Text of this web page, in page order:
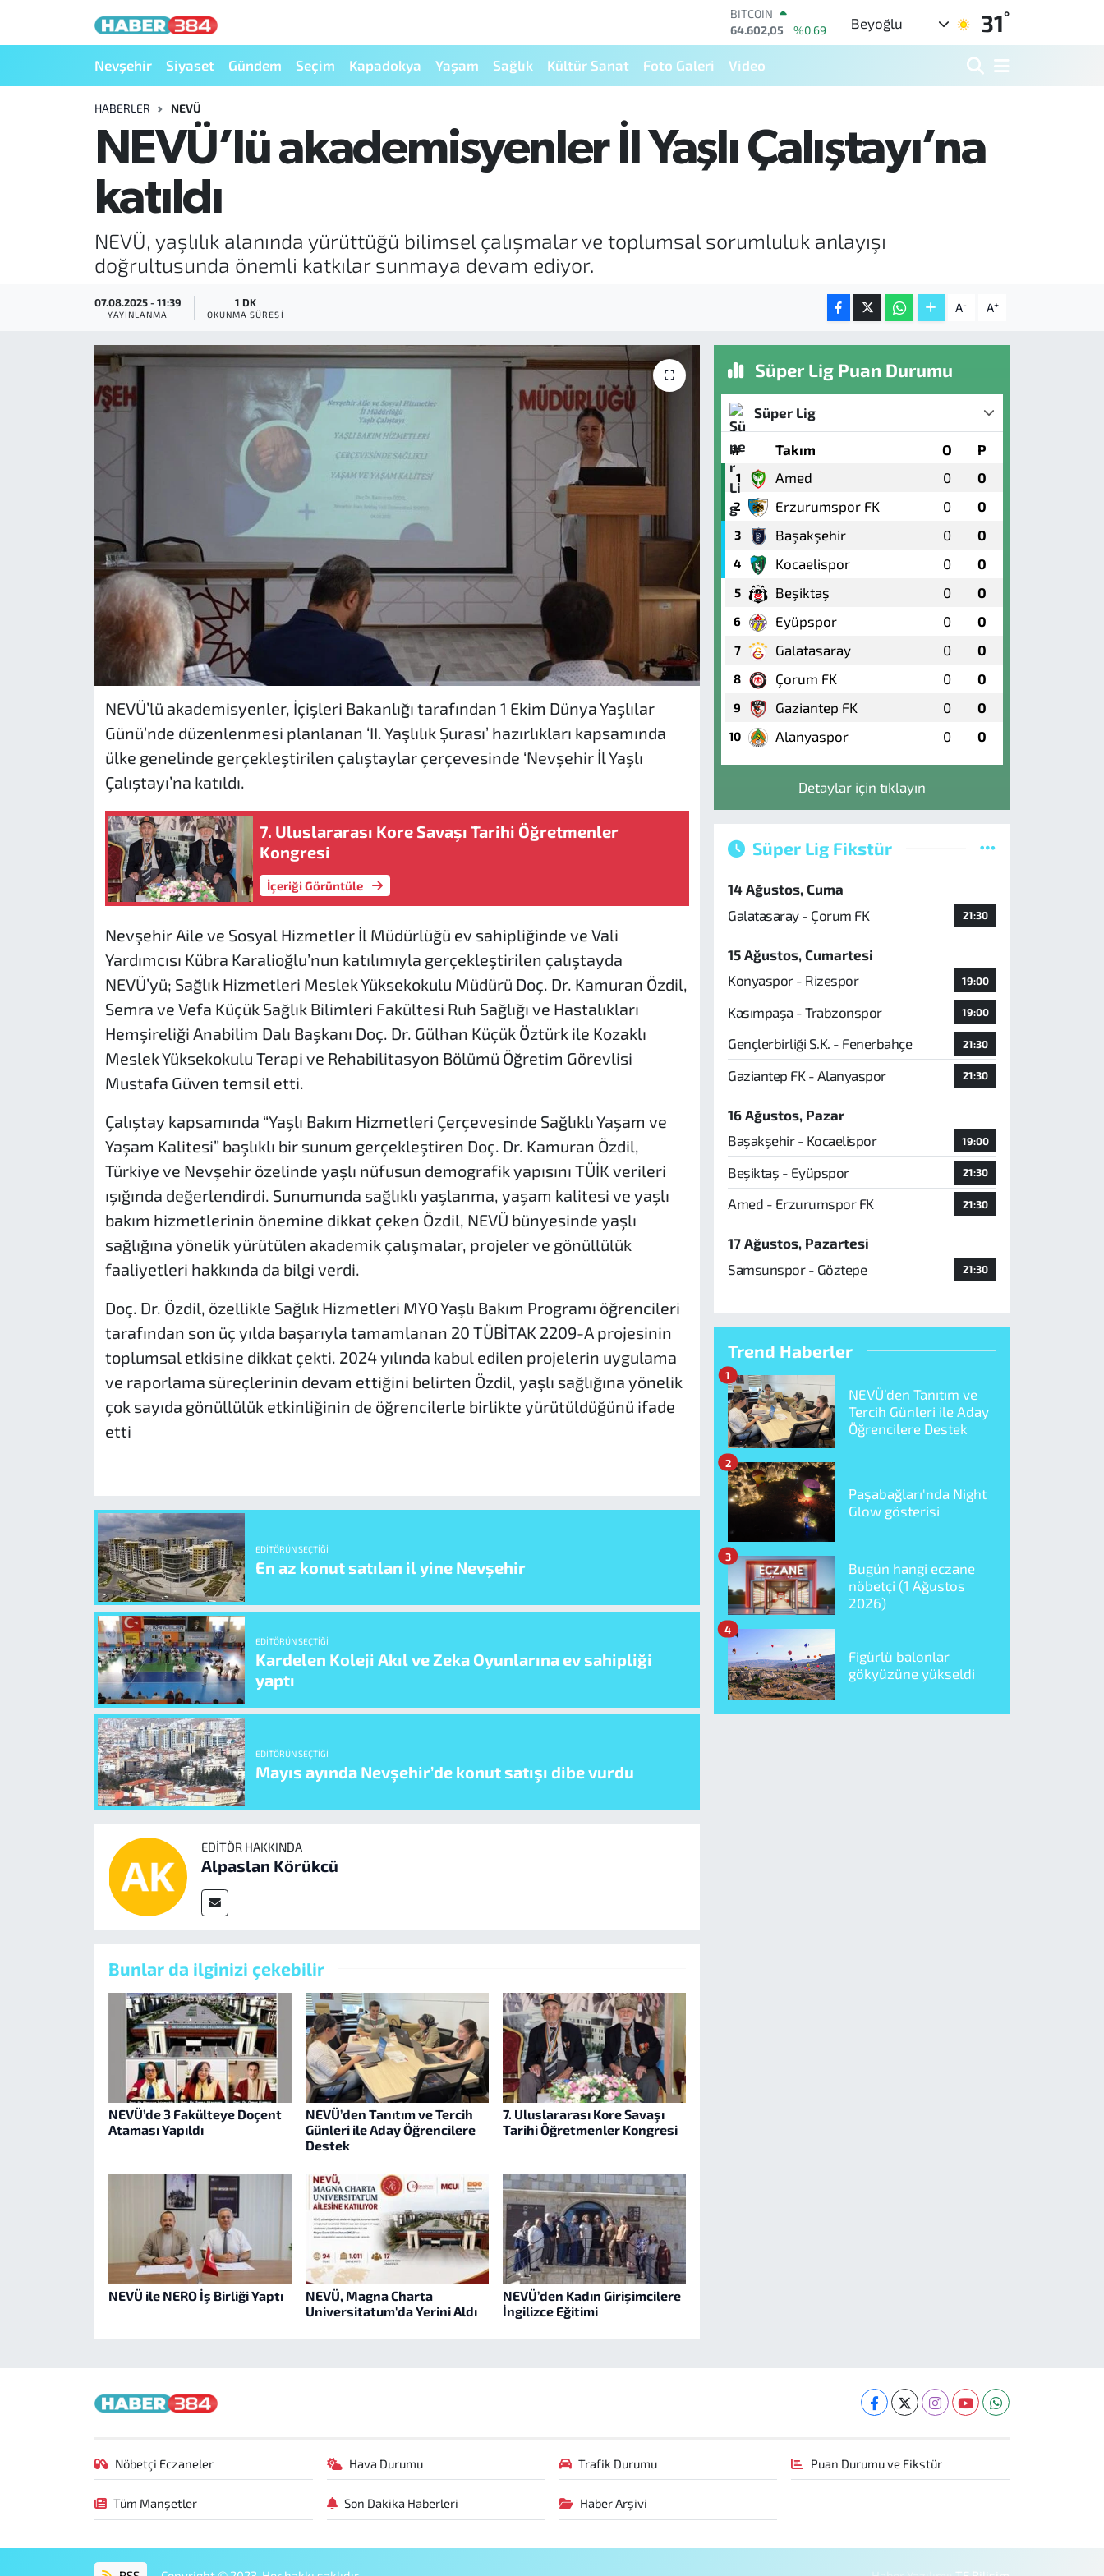
BITCOIN
64.602,05
%0.69
DOLAR
47,6006
EURO
GRAM ALTIN
6513.94
%0.32
BİST100
Beyoğlu 31°
Nevşehir Siyaset Gündem Seçim Kapadokya Yaşam Sağlık Kültür Sanat Foto Galeri Video
HABERLER NEVÜ
NEVÜ’lü akademisyenler İl Yaşlı Çalıştayı’na
katıldı
NEVÜ, yaşlılık alanında yürüttüğü bilimsel çalışmalar ve toplumsal sorumluluk anlayışı
doğrultusunda önemli katkılar sunmaya devam ediyor.
07.08.2025 - 11:39
YAYINLANMA
1 DK
OKUNMA SÜRESI A- A+
NEVÜ’lü akademisyenler, İçişleri Bakanlığı tarafından 1 Ekim Dünya Yaşlılar
Günü’nde düzenlenmesi planlanan ‘II. Yaşlılık Şurası’ hazırlıkları kapsamında
ülke genelinde gerçekleştirilen çalıştaylar çerçevesinde ‘Nevşehir İl Yaşlı
Çalıştayı’na katıldı.
7. Uluslararası Kore Savaşı Tarihi Öğretmenler
Kongresi
İçeriği Görüntüle
Nevşehir Aile ve Sosyal Hizmetler İl Müdürlüğü ev sahipliğinde ve Vali
Yardımcısı Kübra Karalioğlu’nun katılımıyla gerçekleştirilen çalıştayda
NEVÜ’yü; Sağlık Hizmetleri Meslek Yüksekokulu Müdürü Doç. Dr. Kamuran Özdil,
Semra ve Vefa Küçük Sağlık Bilimleri Fakültesi Ruh Sağlığı ve Hastalıkları
Hemşireliği Anabilim Dalı Başkanı Doç. Dr. Gülhan Küçük Öztürk ile Kozaklı
Meslek Yüksekokulu Terapi ve Rehabilitasyon Bölümü Öğretim Görevlisi
Mustafa Güven temsil etti.
Çalıştay kapsamında “Yaşlı Bakım Hizmetleri Çerçevesinde Sağlıklı Yaşam ve
Yaşam Kalitesi” başlıklı bir sunum gerçekleştiren Doç. Dr. Kamuran Özdil,
Türkiye ve Nevşehir özelinde yaşlı nüfusun demografik yapısını TÜİK verileri
ışığında değerlendirdi. Sunumunda sağlıklı yaşlanma, yaşam kalitesi ve yaşlı
bakım hizmetlerinin önemine dikkat çeken Özdil, NEVÜ bünyesinde yaşlı
sağlığına yönelik yürütülen akademik çalışmalar, projeler ve gönüllülük
faaliyetleri hakkında da bilgi verdi.
Doç. Dr. Özdil, özellikle Sağlık Hizmetleri MYO Yaşlı Bakım Programı öğrencileri
tarafından son üç yılda başarıyla tamamlanan 20 TÜBİTAK 2209-A projesinin
toplumsal etkisine dikkat çekti. 2024 yılında kabul edilen projelerin uygulama
ve raporlama süreçlerinin devam ettiğini belirten Özdil, yaşlı sağlığına yönelik
çok sayıda gönüllülük etkinliğinin de öğrencilerle birlikte yürütüldüğünü ifade
etti
EDITÖRÜN SEÇTIĞI
En az konut satılan il yine Nevşehir
EDITÖRÜN SEÇTIĞI
Kardelen Koleji Akıl ve Zeka Oyunlarına ev sahipliği
yaptı
EDITÖRÜN SEÇTIĞI
Mayıs ayında Nevşehir’de konut satışı dibe vurdu
EDITÖR HAKKINDA
Alpaslan Körükcü
Bunlar da ilginizi çekebilir
NEVÜ’de 3 Fakülteye Doçent
Ataması Yapıldı
NEVÜ’den Tanıtım ve Tercih
Günleri ile Aday Öğrencilere
Destek
7. Uluslararası Kore Savaşı
Tarihi Öğretmenler Kongresi
NEVÜ ile NERO İş Birliği Yaptı
NEVÜ, Magna Charta
Universitatum'da Yerini Aldı
NEVÜ’den Kadın Girişimcilere
İngilizce Eğitimi
Süper Lig Puan Durumu
Süper Lig
# Takım O P
1 Amed 0 0
2 Erzurumspor FK 0 0
3 Başakşehir 0 0
4 Kocaelispor 0 0
5 Beşiktaş 0 0
6 Eyüpspor 0 0
7 Galatasaray 0 0
8 Çorum FK 0 0
9 Gaziantep FK 0 0
10 Alanyaspor 0 0
Detaylar için tıklayın
Süper Lig Fikstür
14 Ağustos, Cuma
Galatasaray - Çorum FK
21:30
15 Ağustos, Cumartesi
Konyaspor - Rizespor
19:00
Kasımpaşa - Trabzonspor 19:00
Gençlerbirliği S.K. - Fenerbahçe 21:30
Gaziantep FK - Alanyaspor 21:30
16 Ağustos, Pazar
Başakşehir - Kocaelispor
19:00
Beşiktaş - Eyüpspor 21:30
Amed - Erzurumspor FK 21:30
17 Ağustos, Pazartesi
Samsunspor - Göztepe
21:30
Trend Haberler
NEVÜ’den Tanıtım ve
Tercih Günleri ile Aday
Öğrencilere Destek
1
Paşabağları'nda Night
Glow gösterisi
2
Bugün hangi eczane
nöbetçi (1 Ağustos
2026)
3
Figürlü balonlar
gökyüzüne yükseldi
4
Nöbetçi Eczaneler Hava Durumu Trafik Durumu Puan Durumu ve Fikstür
Tüm Manşetler Son Dakika Haberleri Haber Arşivi
Nöbetçi Eczaneler
Hava Durumu
Trafik Durumu
Süper Lig Puan Durumu ve Fikstür
Tüm Manşetler
Son Dakika Haberleri
Haber Arşivi